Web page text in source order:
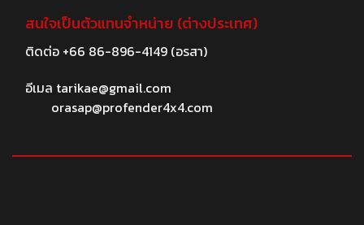
สนใจเป็นตัวแทนจำหน่าย (ต่างประเทศ)
ติดต่อ +66 86-896-4149(อรสา)
อีเมล tarikae@gmail.com
orasap@profender4x4.com